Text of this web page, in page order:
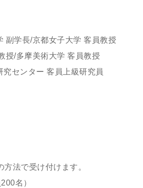
副学長/京都女子大学 客員教授
授/多摩美術大学 客員教授
究センター 客員上級研究員
法で受け付けます。
名）